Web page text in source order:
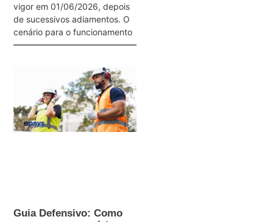
vigor em 01/06/2026, depois
de sucessivos adiamentos. O
cenário para o funcionamento
Guia Defensivo: Como